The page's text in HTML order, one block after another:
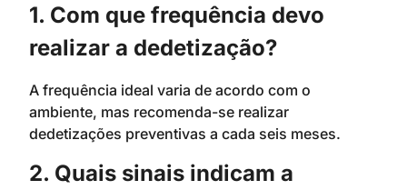
1. Com que frequência devo
realizar a dedetização?
A frequência ideal varia de acordo com o
ambiente, mas recomenda-se realizar
dedetizações preventivas a cada seis meses.
2. Quais sinais indicam a